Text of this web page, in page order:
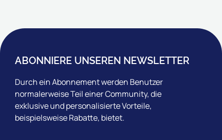
ABONNIERE UNSEREN NEWSLETTER
Durch ein Abonnement werden Benutzer
normalerweise Teil einer Community, die
exklusive und personalisierte Vorteile,
beispielsweise Rabatte, bietet.